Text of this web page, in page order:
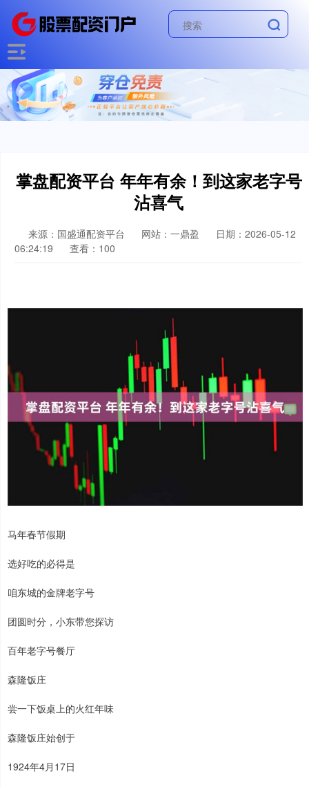
掌盘配资平台 年年有余！到这家老字号
沾喜气
来源：国盛通配资平台 网站：一鼎盈
日期：2026-05-12
06:24:19
查看：100
马年春节假期
选好吃的必得是
咱东城的金牌老字号
团圆时分，小东带您探访
百年老字号餐厅
森隆饭庄
尝一下饭桌上的火红年味
森隆饭庄始创于
1924年4月17日